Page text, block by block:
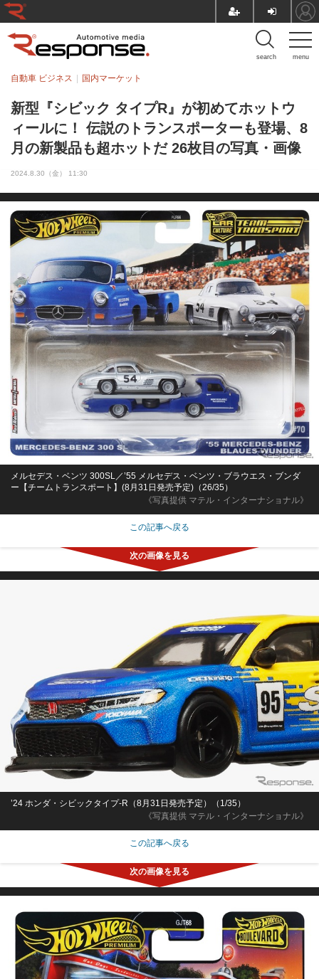
menu
search
新型『シビック タイプR』が初めてホットウ
ィールに！ 伝説のトランスポーターも登場、8
月の新製品も超ホットだ 26枚目の写真・画像
自動車 ビジネス 国内マーケット
2024.8.30（金） 11:30
《写真提供 マテル・インターナショナル》
メルセデス・ベンツ 300SL／’55 メルセデス・ベンツ・ブラウエス・ブンダ
ー【チームトランスポート】(8月31日発売予定)（26/35）
この記事へ戻る
《写真提供 マテル・インターナショナル》
’24 ホンダ・シビックタイプ-R（8月31日発売予定）（1/35）
この記事へ戻る